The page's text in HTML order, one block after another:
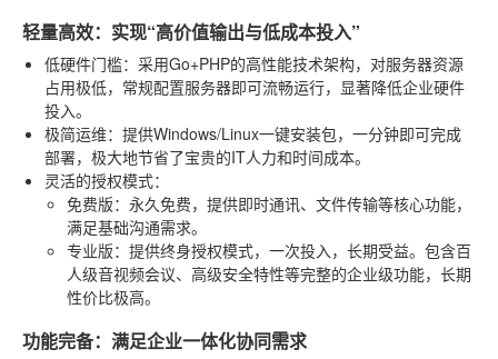
轻量高效：实现“高价值输出与低成本投入”
低硬件门槛：采用Go+PHP的高性能技术架构，对服务器资源
占用极低，常规配置服务器即可流畅运行，显著降低企业硬件
投入。
极简运维：提供Windows/Linux一键安装包，一分钟即可完成
部署，极大地节省了宝贵的IT人力和时间成本。
灵活的授权模式：
免费版：永久免费，提供即时通讯、文件传输等核心功能，
满足基础沟通需求。
专业版：提供终身授权模式，一次投入，长期受益。包含百
人级音视频会议、高级安全特性等完整的企业级功能，长期
性价比极高。
功能完备：满足企业一体化协同需求